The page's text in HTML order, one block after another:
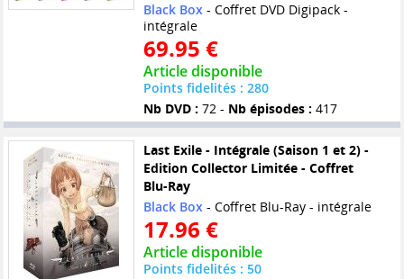
Black Box- Coffret DVD Digipack -
intégrale
69.95 €
Article disponible
Points fidelités : 280
Nb DVD : 72 - Nb épisodes : 417
Last Exile - Intégrale (Saison 1 et 2) -
Edition Collector Limitée - Coffret
Blu-Ray
Black Box- Coffret Blu-Ray - intégrale
17.96 €
Article disponible
Points fidelités : 50